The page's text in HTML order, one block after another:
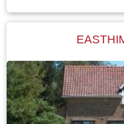
vooruit door middel
varen moet je op de
respectievelijk onder
paar seconden komt
vóór je dit doet: kijk